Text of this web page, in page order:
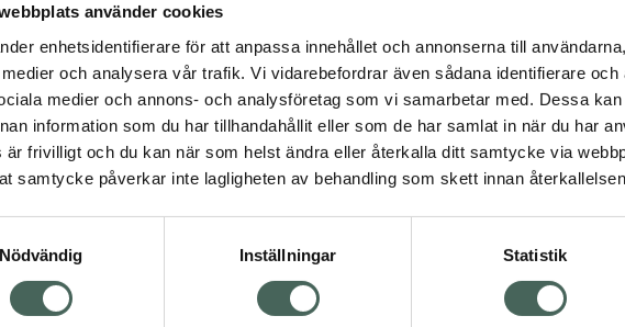
använder cookies
enhetsidentifierare för att anpassa innehållet och annonserna till
och analysera vår trafik. Vi vidarebefordrar även sådana identifierare och
medier och annons- och analysföretag som vi samarbetar med. Dessa
information som du har tillhandahållit eller som de har samlat in när du har
är frivilligt och du kan när som helst ändra eller återkalla ditt samtycke via
samtycke påverkar inte lagligheten av behandling som skett innan
Nödvändig
Inställningar Statistik
Aktuella erbjudanden
innan användning.
Visa